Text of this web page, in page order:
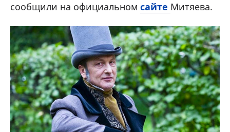
сообщили на официальном сайте Митяева.